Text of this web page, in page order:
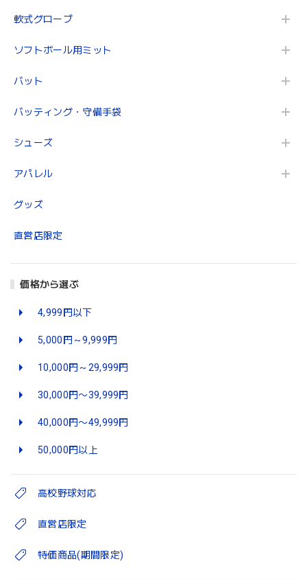
軟式グローブ
ソフトボール用ミット
バット
バッティング・守備手袋
シューズ
アパレル
グッズ
直営店限定
価格から選ぶ
4,999円以下
5,000円～9,999円
10,000円～29,999円
30,000円〜39,999円
40,000円〜49,999円
50,000円以上
高校野球対応
直営店限定
特価商品(期間限定)